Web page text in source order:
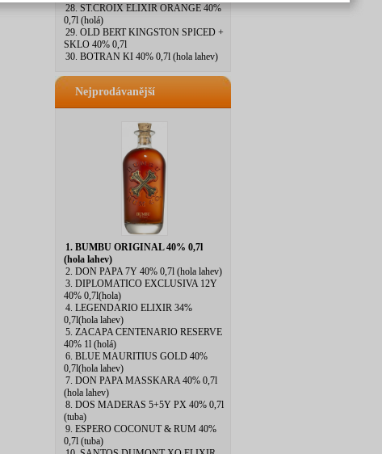
28. ST.CROIX ELIXIR ORANGE 40%
0,7l (holá)
29. OLD BERT KINGSTON SPICED +
SKLO 40% 0,7l
30. BOTRAN KI 40% 0,7l (hola lahev)
Nejprodávanější
1. BUMBU ORIGINAL 40% 0,7l
(hola lahev)
2. DON PAPA 7Y 40% 0,7l (hola lahev)
3. DIPLOMATICO EXCLUSIVA 12Y
40% 0,7l(hola)
4. LEGENDARIO ELIXIR 34%
0,7l(hola lahev)
5. ZACAPA CENTENARIO RESERVE
40% 1l (holá)
6. BLUE MAURITIUS GOLD 40%
0,7l(hola lahev)
7. DON PAPA MASSKARA 40% 0,7l
(hola lahev)
8. DOS MADERAS 5+5Y PX 40% 0,7l
(tuba)
9. ESPERO COCONUT & RUM 40%
0,7l (tuba)